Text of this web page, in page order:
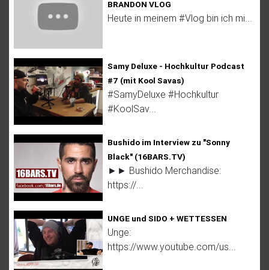
BRANDON VLOG
Heute in meinem #Vlog bin ich mi...
Samy Deluxe - Hochkultur Podcast
#7 (mit Kool Savas)
#SamyDeluxe #Hochkultur
#KoolSav...
Bushido im Interview zu "Sonny
Black" (16BARS.TV)
►► Bushido Merchandise:
https://...
UNGE und SIDO + WETTESSEN
Unge:
https://www.youtube.com/us...